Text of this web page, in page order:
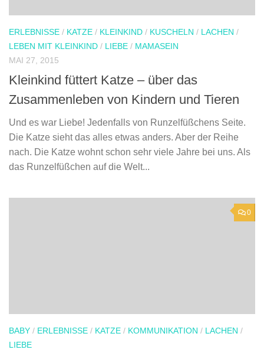
ERLEBNISSE / KATZE / KLEINKIND / KUSCHELN / LACHEN /
LEBEN MIT KLEINKIND / LIEBE / MAMASEIN
MAI 27, 2015
Kleinkind füttert Katze – über das
Zusammenleben von Kindern und Tieren
Und es war Liebe! Jedenfalls von Runzelfüßchens Seite.
Die Katze sieht das alles etwas anders. Aber der Reihe
nach. Die Katze wohnt schon sehr viele Jahre bei uns. Als
das Runzelfüßchen auf die Welt...
0
BABY / ERLEBNISSE / KATZE / KOMMUNIKATION / LACHEN /
LIEBE